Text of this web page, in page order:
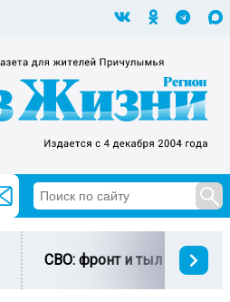
СВО: фронт и тыл